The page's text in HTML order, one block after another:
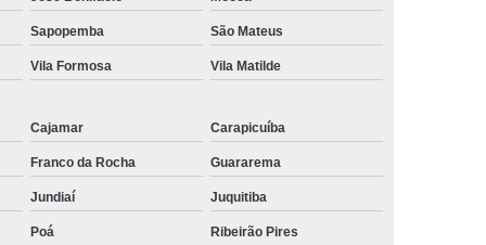
Preenchimento Capilar com Micro Ponto
Preenchimento Capilar com Pigmentação
Preenchimento Capilar Masculino
Preenchimento Capilar nas Entradas
Diminuir Testa
Tratamento de Calvície
Sapopemba São Mateus
Vila Formosa Vila Matilde
Cajamar Carapicuíba
Franco da Rocha Guararema
Jundiaí Juquitiba
Poá Ribeirão Pires